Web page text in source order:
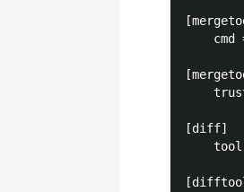
cmd
[diff]
[difftool